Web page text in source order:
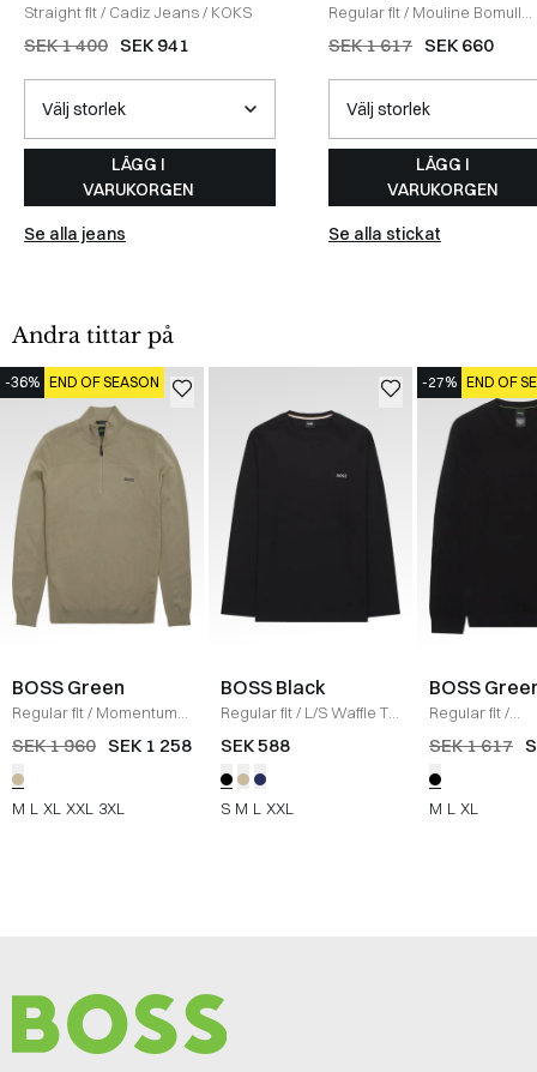
Straight fit/ Cadiz Jeans/ KOKS
SEK 1 400 SEK 941
LÄGG I
VARUKORGEN
Se alla jeans
Regular fit/ Mouline Bomull
Stickning
OLIVEN
SEK 1 617 SEK 660
LÄGG I
VARUKORGEN
Se alla stickat
Andra tittar på
-36% END OF SEASON
BOSS Green
Regular fit/ Momentum-
X QZ Strik / SAND
SEK 1 960 SEK 1 258
M L XL XXL 3XL
BOSS Black
Regular fit/ L/S Waffle T-
shirt /SORT
SEK 588
S M L XXL
-27% END OF
BOSS
Regular fit/
SEK 1 617
M L XL